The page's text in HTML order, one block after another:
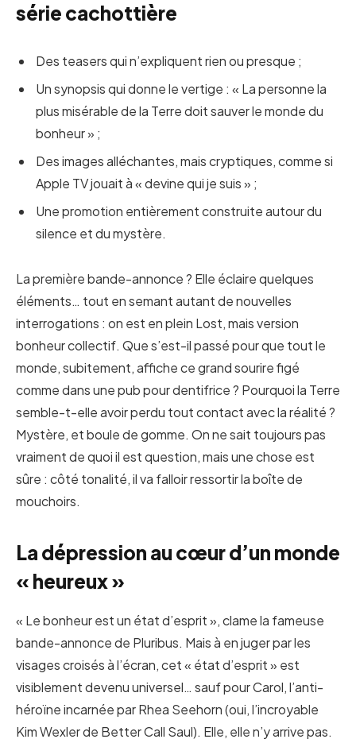
série cachottière
Des teasers qui n’expliquent rien ou presque ;
Un synopsis qui donne le vertige : « La personne la
plus misérable de la Terre doit sauver le monde du
bonheur » ;
Des images alléchantes, mais cryptiques, comme si
Apple TV jouait à « devine qui je suis » ;
Une promotion entièrement construite autour du
silence et du mystère.
La première bande-annonce ? Elle éclaire quelques
éléments… tout en semant autant de nouvelles
interrogations : on est en plein Lost, mais version
bonheur collectif. Que s’est-il passé pour que tout le
monde, subitement, affiche ce grand sourire figé
comme dans une pub pour dentifrice ? Pourquoi la Terre
semble-t-elle avoir perdu tout contact avec la réalité ?
Mystère, et boule de gomme. On ne sait toujours pas
vraiment de quoi il est question, mais une chose est
sûre : côté tonalité, il va falloir ressortir la boîte de
mouchoirs.
La dépression au cœur d’un monde
« heureux »
« Le bonheur est un état d’esprit », clame la fameuse
bande-annonce de Pluribus. Mais à en juger par les
visages croisés à l’écran, cet « état d’esprit » est
visiblement devenu universel… sauf pour Carol, l’anti-
héroïne incarnée par Rhea Seehorn (oui, l’incroyable
Kim Wexler de Better Call Saul). Elle, elle n’y arrive pas.